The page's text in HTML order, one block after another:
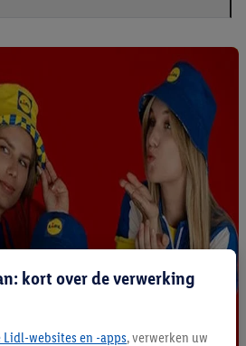
kort over de verwerking
Lidl-websites en -apps, verwerken uw